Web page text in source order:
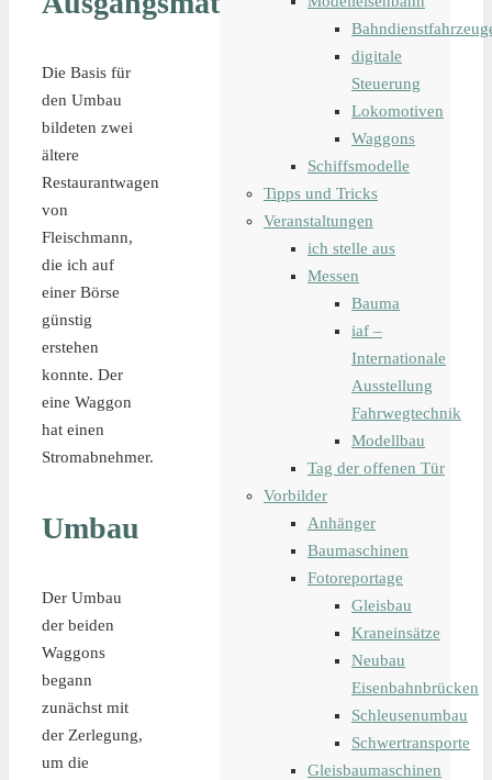
Die Basis für
den Umbau
bildeten zwei
ältere
Restaurantwagen
von
Fleischmann,
die ich auf
einer Börse
günstig
erstehen
konnte. Der
eine Waggon
hat einen
Stromabnehmer.
Umbau
Der Umbau
der beiden
Waggons
begann
zunächst mit
der Zerlegung,
um die
digitale
Steuerung
Lokomotiven
Waggons
Schiffsmodelle
Tipps und Tricks
Veranstaltungen
ich stelle aus
Messen
Bauma
iaf –
Internationale
Ausstellung
Fahrwegtechnik
Modellbau
Tag der offenen Tür
Vorbilder
Anhänger
Baumaschinen
Fotoreportage
Gleisbau
Kraneinsätze
Neubau
Eisenbahnbrücken
Schleusenumbau
Schwertransporte
Gleisbaumaschinen